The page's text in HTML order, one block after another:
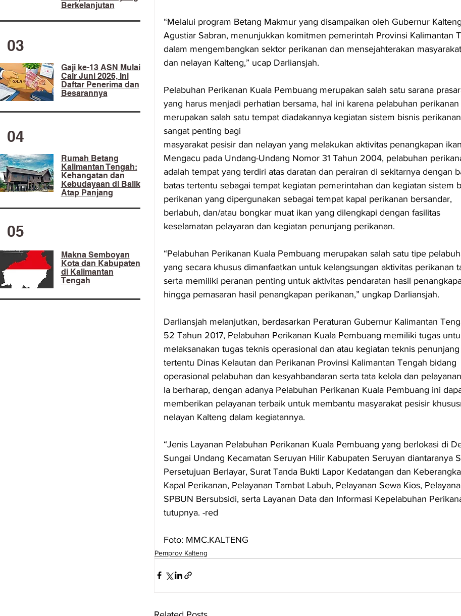
Berkelanjutan
03
Gaji ke-13 ASN Mulai
Cair Juni 2026, Ini
Daftar Penerima dan
Besarannya
04
Rumah Betang
Kalimantan Tengah:
Kehangatan dan
Kebudayaan di Balik
Atap Panjang
05
Makna Semboyan
Kota dan Kabupaten
di Kalimantan
Tengah
“Melalui program Betang Makmur yang disampaikan oleh Gubernur
Agustiar Sabran, menunjukkan komitmen pemerintah Provinsi Kalimantan
dalam mengembangkan sektor perikanan dan mensejahterakan
dan nelayan Kalteng,” ucap Darliansjah.
Pelabuhan Perikanan Kuala Pembuang merupakan salah satu sarana
yang harus menjadi perhatian bersama, hal ini karena pelabuhan perikanan
merupakan salah satu tempat diadakannya kegiatan sistem bisnis
sangat penting bagi
masyarakat pesisir dan nelayan yang melakukan aktivitas penangkapan
Mengacu pada Undang-Undang Nomor 31 Tahun 2004, pelabuhan
adalah tempat yang terdiri atas daratan dan perairan di sekitarnya dengan
batas tertentu sebagai tempat kegiatan pemerintahan dan kegiatan sistem
perikanan yang dipergunakan sebagai tempat kapal perikanan bersandar,
berlabuh, dan/atau bongkar muat ikan yang dilengkapi dengan fasilitas
keselamatan pelayaran dan kegiatan penunjang perikanan.
“Pelabuhan Perikanan Kuala Pembuang merupakan salah satu tipe
yang secara khusus dimanfaatkan untuk kelangsungan aktivitas perikanan
serta memiliki peranan penting untuk aktivitas pendaratan hasil
hingga pemasaran hasil penangkapan perikanan,” ungkap Darliansjah.
Darliansjah melanjutkan, berdasarkan Peraturan Gubernur Kalimantan
52 Tahun 2017, Pelabuhan Perikanan Kuala Pembuang memiliki tugas
melaksanakan tugas teknis operasional dan atau kegiatan teknis penunjang
tertentu Dinas Kelautan dan Perikanan Provinsi Kalimantan Tengah bidang
operasional pelabuhan dan kesyahbandaran serta tata kelola dan
Ia berharap, dengan adanya Pelabuhan Perikanan Kuala Pembuang ini
memberikan pelayanan terbaik untuk membantu masyarakat pesisir
nelayan Kalteng dalam kegiatannya.
“Jenis Layanan Pelabuhan Perikanan Kuala Pembuang yang berlokasi di
Sungai Undang Kecamatan Seruyan Hilir Kabupaten Seruyan diantaranya
Persetujuan Berlayar, Surat Tanda Bukti Lapor Kedatangan dan
Kapal Perikanan, Pelayanan Tambat Labuh, Pelayanan Sewa Kios,
SPBUN Bersubsidi, serta Layanan Data dan Informasi Kepelabuhan
tutupnya. -red
Foto: MMC.KALTENG
Pemprov Kalteng